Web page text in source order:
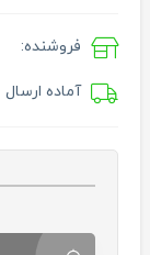
فروشنده:
آماده ارسال